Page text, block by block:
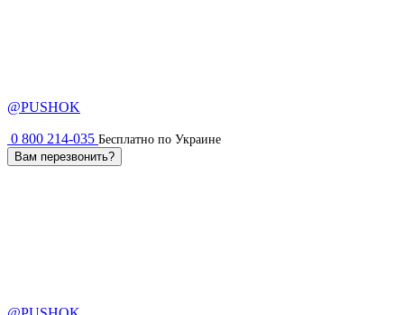
@PUSHOK
0 800 214-035 Бесплатно по Украине
Вам перезвонить?